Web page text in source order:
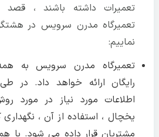
تعمیرات داشته باشند ، قصد
تعمیرگاه مدرن سرویس در
نماییم:
تعمیرگاه مدرن سرویس به
رایگان ارائه خواهد داد. در
اطلاعات مورد نیاز در مورد
یخچال ، استفاده از آن ، نگهداری
مشتریان قرار داده می شود. با